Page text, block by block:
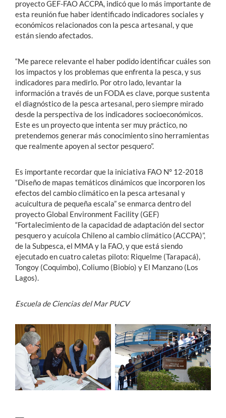
proyecto GEF-FAO ACCPA, indicó que lo más importante de
esta reunión fue haber identificado indicadores sociales y
económicos relacionados con la pesca artesanal, y que
están siendo afectados.
“Me parece relevante el haber podido identificar cuáles son
los impactos y los problemas que enfrenta la pesca, y sus
indicadores para medirlo. Por otro lado, levantar la
información a través de un FODA es clave, porque sustenta
el diagnóstico de la pesca artesanal, pero siempre mirado
desde la perspectiva de los indicadores socioeconómicos.
Este es un proyecto que intenta ser muy práctico, no
pretendemos generar más conocimiento sino herramientas
que realmente apoyen al sector pesquero”.
Es importante recordar que la iniciativa FAO N° 12-2018
“Diseño de mapas temáticos dinámicos que incorporen los
efectos del cambio climático en la pesca artesanal y
acuicultura de pequeña escala” se enmarca dentro del
proyecto Global Environment Facility (GEF)
“Fortalecimiento de la capacidad de adaptación del sector
pesquero y acuícola Chileno al cambio climático (ACCPA)”,
de la Subpesca, el MMA y la FAO, y que está siendo
ejecutado en cuatro caletas piloto: Riquelme (Tarapacá),
Tongoy (Coquimbo), Coliumo (Biobío) y El Manzano (Los
Lagos).
Escuela de Ciencias del Mar PUCV